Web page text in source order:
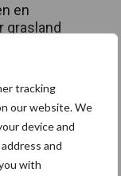
tracking
our website. We
device and
and
with
en
grasland